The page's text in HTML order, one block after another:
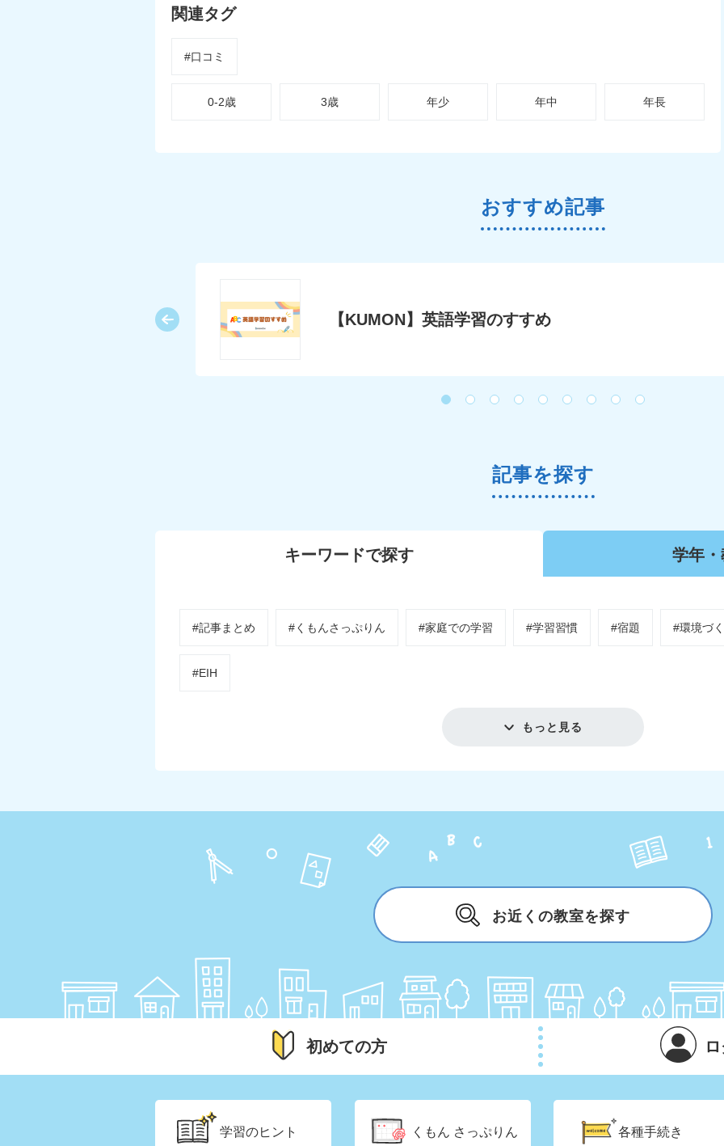
関連タグ
#口コミ
0-2歳 3歳 年少 年中 年長
おすすめ記事
【KUMON】英語学習のすすめ
記事を探す
キーワードで探す 学年
#記事まとめ #くもんさっぷりん #家庭での学習 #学習習慣 #宿題 #環境づ
#EIH
もっと見る
お近くの教室を探す
初めての方
学習のヒント くもん さっぷりん 各種手続き